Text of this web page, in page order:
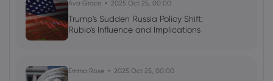
Ava Grace 2025 Oct 25, 00:00
Trump's Sudden Russia Policy Shift:
Rubio's Influence and Implications
Emma Rose 2025 Oct 25, 00:00